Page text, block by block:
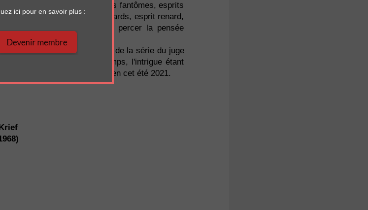
ancestrales. Les fantômes, esprits
Ici ce sont les renards, esprit renard,
Van Gulik nous permet de percer la pensée
poètes
, ainsi que l'ensemble de la série du juge
se dévore en un rien de temps, l'intrigue étant
ont eu de rééditer ce roman en cet été 2021.
ici pour en savoir plus :